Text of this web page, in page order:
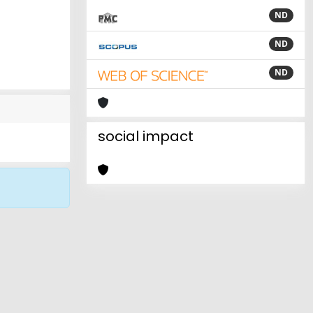
ND
ND
ND
social impact